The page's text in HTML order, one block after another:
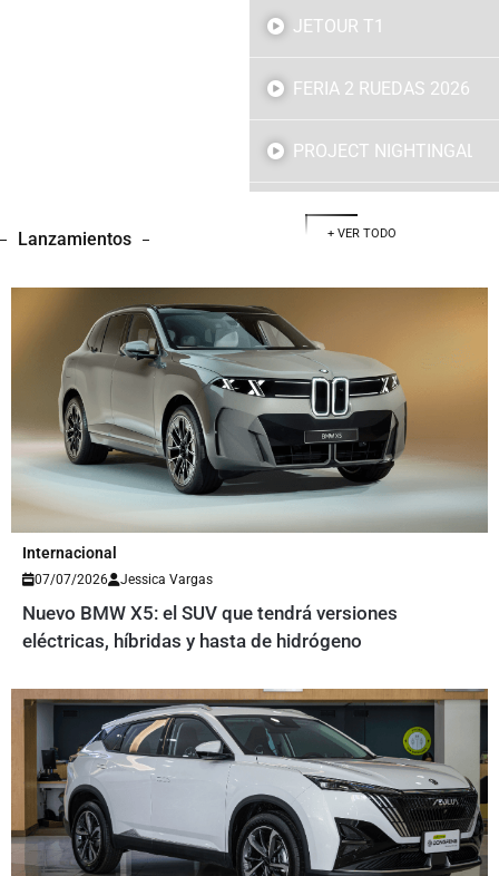
JETOUR T1
FERIA 2 RUEDAS 2026
PROJECT NIGHTINGAL
HYUNDAI GRAND i10
Lanzamientos
+ VER TODO
Internacional
07/07/2026 Jessica Vargas
Nuevo BMW X5: el SUV que tendrá versiones
eléctricas, híbridas y hasta de hidrógeno